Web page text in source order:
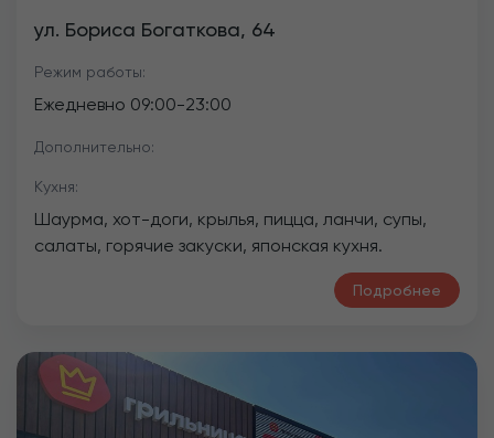
ул. Бориса Богаткова, 64
Режим работы:
Ежедневно 09:00-23:00
Дополнительно:
Кухня:
Шаурма, хот-доги, крылья, пицца, ланчи, супы,
салаты, горячие закуски, японская кухня.
Подробнее